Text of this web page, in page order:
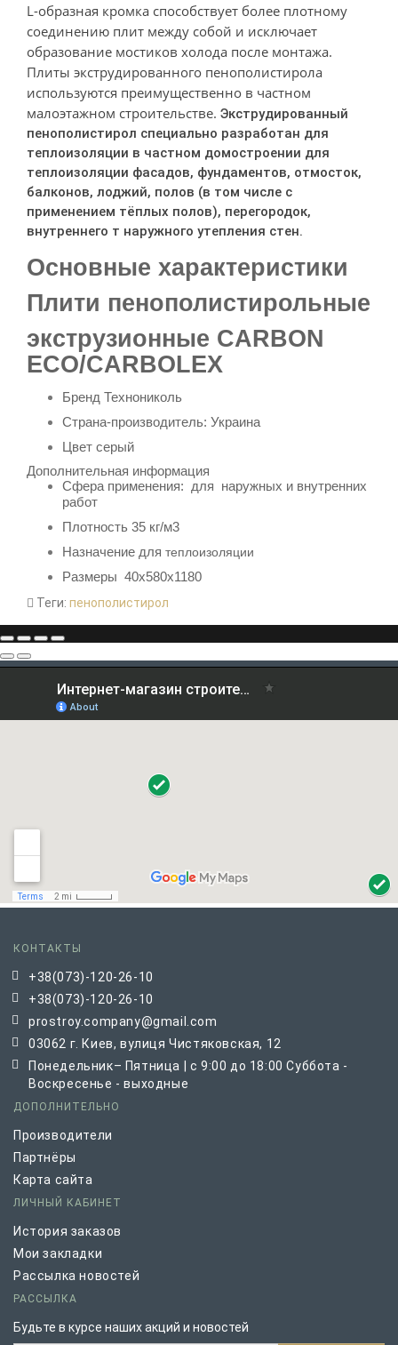
L-образная кромка способствует более плотному
соединению плит между собой и исключает
образование мостиков холода после монтажа.
Плиты экструдированного пенополистирола
используются преимущественно в частном
малоэтажном строительстве. Экструдированный
пенополистирол специально разработан для
теплоизоляции в частном домостроении для
теплоизоляции фасадов, фундаментов, отмосток,
балконов, лоджий, полов (в том числе с
применением тёплых полов), перегородок,
внутреннего т наружного утепления стен.
Основные характеристики
Плити пенополистирольные
экструзионные CARBON
ECO/CARBOLEX
Бренд Технониколь
Страна-производитель: Украина
Цвет серый
Дополнительная информация
Сфера применения: для наружных и внутренних
работ
Плотность 35 кг/м3
Назначение для теплоизоляции
Размеры 40х580х1180
Теги: пенополистирол
КОНТАКТЫ
+38(073)-120-26-10
+38(073)-120-26-10
prostroy.company@gmail.com
03062 г. Киев, вулиця Чистяковская, 12
Понедельник– Пятница | с 9:00 до 18:00 Суббота -
Воскресенье - выходные
ДОПОЛНИТЕЛЬНО
Производители
Партнёры
Карта сайта
ЛИЧНЫЙ КАБИНЕТ
История заказов
Мои закладки
Рассылка новостей
РАССЫЛКА
Будьте в курсе наших акций и новостей